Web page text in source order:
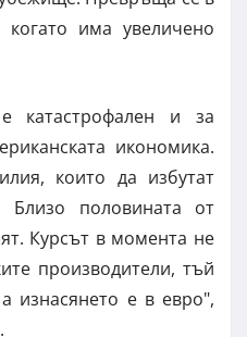
има увеличено
катастрофален и за
икономика.
които да избутат
Близо половината от
Курсът в момента не
производители, тъй
изнасянето е в евро",